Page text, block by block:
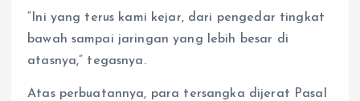
“Ini yang terus kami kejar, dari pengedar tingkat
bawah sampai jaringan yang lebih besar di
atasnya,” tegasnya.
Atas perbuatannya, para tersangka dijerat Pasal